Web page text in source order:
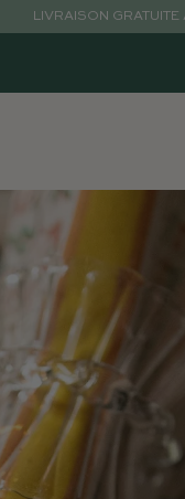
LIVRAISON